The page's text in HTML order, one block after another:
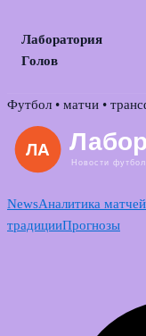
Лаборатория
Голов
Skip
content
Футбол • матчи •
NewsАналитика матчей
традицииПрогнозы